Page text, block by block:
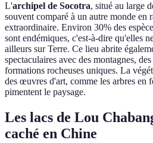
L'archipel de Socotra, situé au large
souvent comparé à un autre monde en
extraordinaire. Environ 30% des
sont endémiques, c'est-à-dire qu'elles
ailleurs sur Terre. Ce lieu abrite
spectaculaires avec des montagnes,
formations rocheuses uniques. La
des œuvres d'art, comme les arbres en
pimentent le paysage.
Les lacs de Lou
caché en Chine